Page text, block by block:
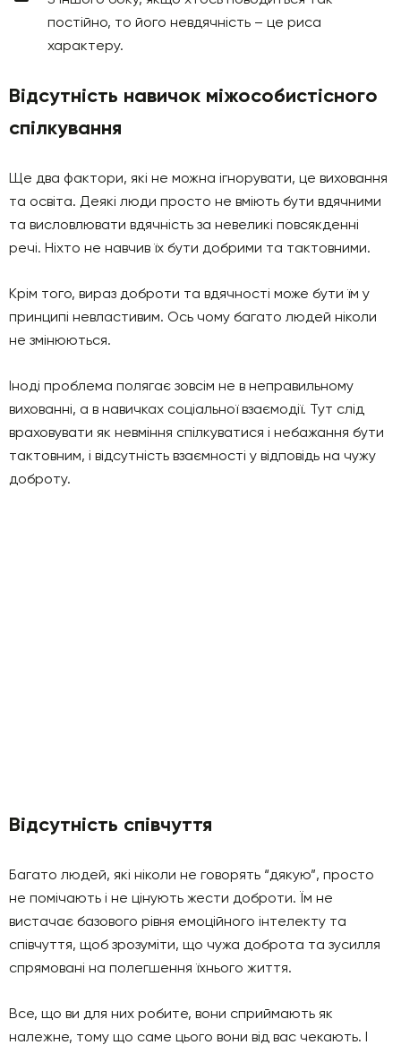
постійно, то його невдячність – це риса
характеру.
Відсутність навичок міжособистісного
спілкування
Ще два фактори, які не можна ігнорувати, це виховання
та освіта. Деякі люди просто не вміють бути вдячними
та висловлювати вдячність за невеликі повсякденні
речі. Ніхто не навчив їх бути добрими та тактовними.
Крім того, вираз доброти та вдячності може бути їм у
принципі невластивим. Ось чому багато людей ніколи
не змінюються.
Іноді проблема полягає зовсім не в неправильному
вихованні, а в навичках соціальної взаємодії. Тут слід
враховувати як невміння спілкуватися і небажання бути
тактовним, і відсутність взаємності у відповідь на чужу
доброту.
Відсутність співчуття
Багато людей, які ніколи не говорять “дякую”, просто
не помічають і не цінують жести доброти. Їм не
вистачає базового рівня емоційного інтелекту та
співчуття, щоб зрозуміти, що чужа доброта та зусилля
спрямовані на полегшення їхнього життя.
Все, що ви для них робите, вони сприймають як
належне, тому що саме цього вони від вас чекають. І